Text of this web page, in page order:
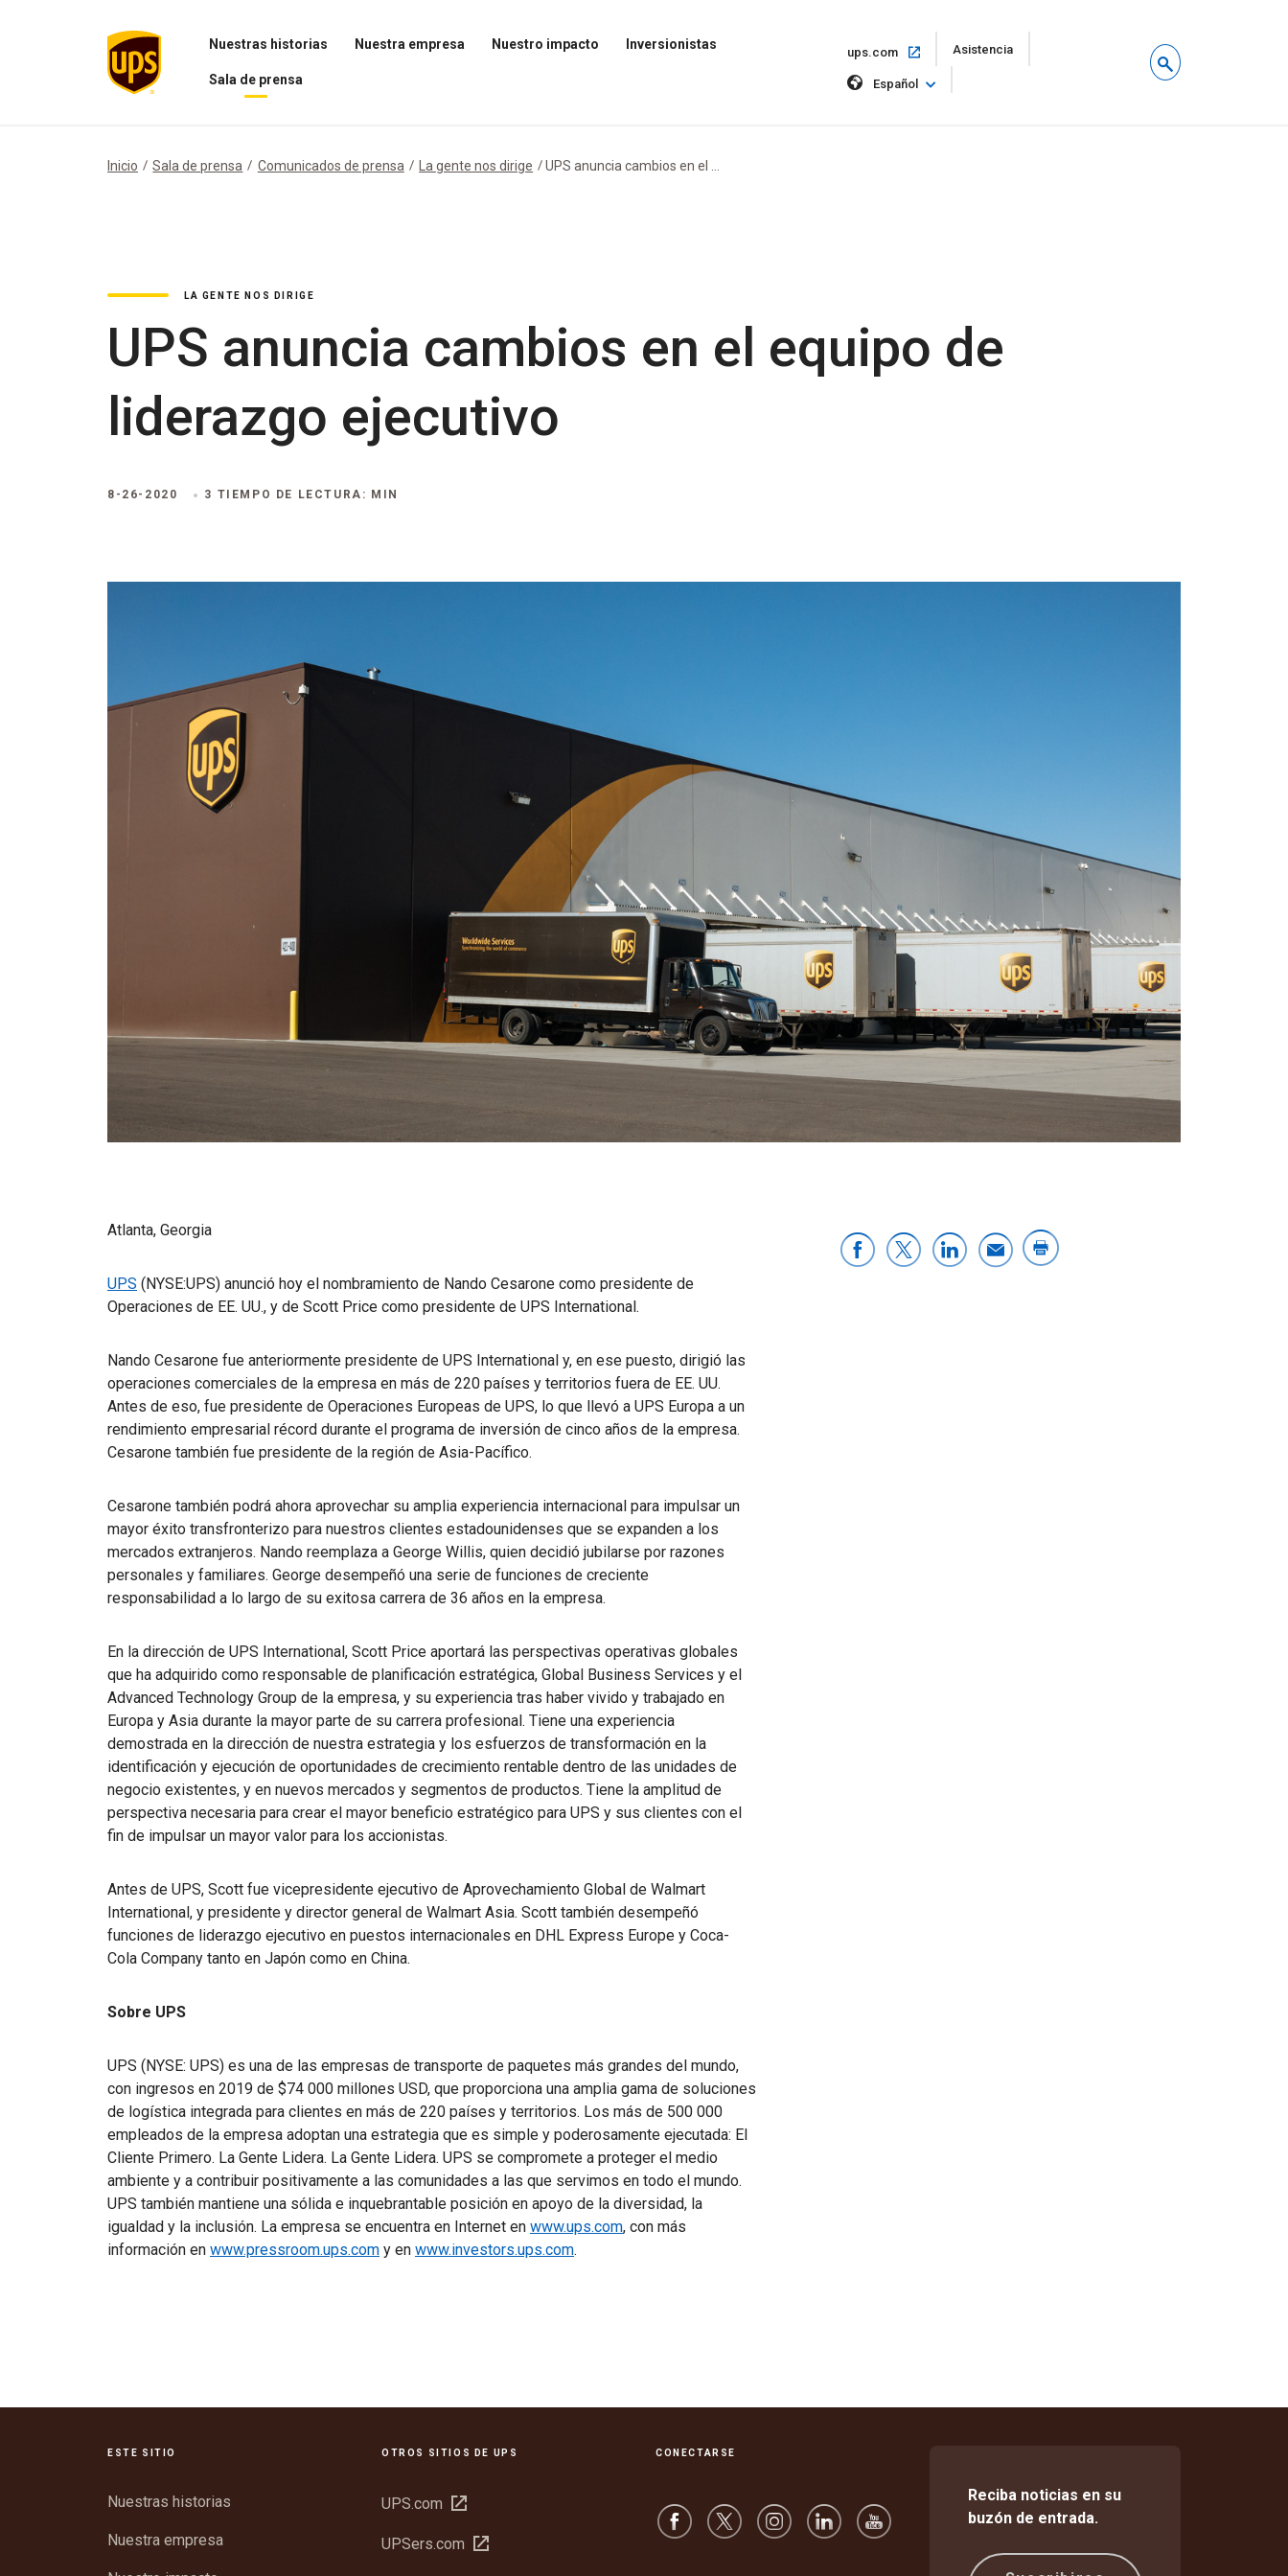
Nuestras historias
Abrir
el
Nuestra empresa Nuestro impacto Inversionistas
Sala de prensa
de
ups.com
Abrir
en
una
Asistencia
Español
Inicio Sala de prensa Comunicados de prensa La gente nos dirige UPS anuncia cambios en el ...
LA GENTE NOS DIRIGE
UPS anuncia cambios en el equipo de
liderazgo ejecutivo
8-26-2020 3 TIEMPO DE LECTURA: MIN
Atlanta, Georgia
UPS (NYSE:UPS) anunció hoy el nombramiento de Nando Cesarone como presidente de
Operaciones de EE. UU., y de Scott Price como presidente de UPS International.
Nando Cesarone fue anteriormente presidente de UPS International y, en ese puesto, dirigió las
operaciones comerciales de la empresa en más de 220 países y territorios fuera de EE. UU.
Antes de eso, fue presidente de Operaciones Europeas de UPS, lo que llevó a UPS Europa a un
rendimiento empresarial récord durante el programa de inversión de cinco años de la empresa.
Cesarone también fue presidente de la región de Asia-Pacífico.
Cesarone también podrá ahora aprovechar su amplia experiencia internacional para impulsar un
mayor éxito transfronterizo para nuestros clientes estadounidenses que se expanden a los
mercados extranjeros. Nando reemplaza a George Willis, quien decidió jubilarse por razones
personales y familiares. George desempeñó una serie de funciones de creciente
responsabilidad a lo largo de su exitosa carrera de 36 años en la empresa.
En la dirección de UPS International, Scott Price aportará las perspectivas operativas globales
que ha adquirido como responsable de planificación estratégica, Global Business Services y el
Advanced Technology Group de la empresa, y su experiencia tras haber vivido y trabajado en
Europa y Asia durante la mayor parte de su carrera profesional. Tiene una experiencia
demostrada en la dirección de nuestra estrategia y los esfuerzos de transformación en la
identificación y ejecución de oportunidades de crecimiento rentable dentro de las unidades de
negocio existentes, y en nuevos mercados y segmentos de productos. Tiene la amplitud de
perspectiva necesaria para crear el mayor beneficio estratégico para UPS y sus clientes con el
fin de impulsar un mayor valor para los accionistas.
Antes de UPS, Scott fue vicepresidente ejecutivo de Aprovechamiento Global de Walmart
International, y presidente y director general de Walmart Asia. Scott también desempeñó
funciones de liderazgo ejecutivo en puestos internacionales en DHL Express Europe y Coca-
Cola Company tanto en Japón como en China.
Sobre UPS
UPS (NYSE: UPS) es una de las empresas de transporte de paquetes más grandes del mundo,
con ingresos en 2019 de $74 000 millones USD, que proporciona una amplia gama de soluciones
de logística integrada para clientes en más de 220 países y territorios. Los más de 500 000
empleados de la empresa adoptan una estrategia que es simple y poderosamente ejecutada: El
Cliente Primero. La Gente Lidera. La Gente Lidera. UPS se compromete a proteger el medio
ambiente y a contribuir positivamente a las comunidades a las que servimos en todo el mundo.
UPS también mantiene una sólida e inquebrantable posición en apoyo de la diversidad, la
igualdad y la inclusión. La empresa se encuentra en Internet en www.ups.com, con más
información en www.pressroom.ups.com y en www.investors.ups.com.
ESTE SITIO
Nuestras historias
Nuestra empresa
OTROS SITIOS DE UPS
UPS.com Abrir
una
UPSers.com Abrir
CONECTARSE
Reciba noticias en su
buzón de entrada.